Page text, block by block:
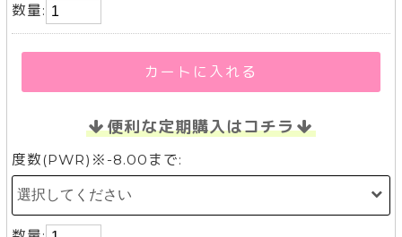
数量:
カートに入れる
便利な定期購入はコチラ
度数(PWR)※-8.00まで: